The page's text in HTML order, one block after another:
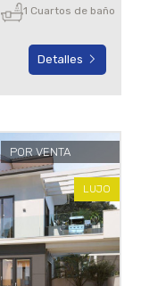
1 Cuartos de baño
Detalles
POR VENTA
LUJO